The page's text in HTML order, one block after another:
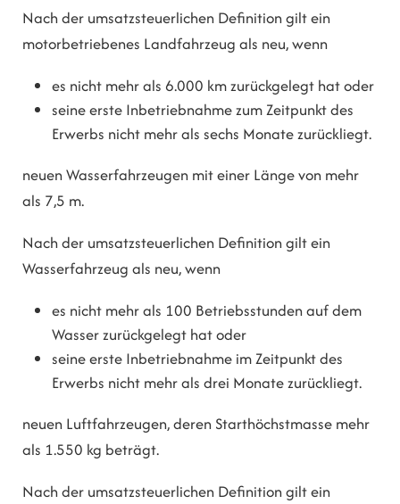
Nach der umsatzsteuerlichen Definition gilt ein
motorbetriebenes Landfahrzeug als neu, wenn
es nicht mehr als 6.000 km zurückgelegt hat oder
seine erste Inbetriebnahme zum Zeitpunkt des
Erwerbs nicht mehr als sechs Monate zurückliegt.
neuen Wasserfahrzeugen mit einer Länge von mehr
als 7,5 m.
Nach der umsatzsteuerlichen Definition gilt ein
Wasserfahrzeug als neu, wenn
es nicht mehr als 100 Betriebsstunden auf dem
Wasser zurückgelegt hat oder
seine erste Inbetriebnahme im Zeitpunkt des
Erwerbs nicht mehr als drei Monate zurückliegt.
neuen Luftfahrzeugen, deren Starthöchstmasse mehr
als 1.550 kg beträgt.
Nach der umsatzsteuerlichen Definition gilt ein